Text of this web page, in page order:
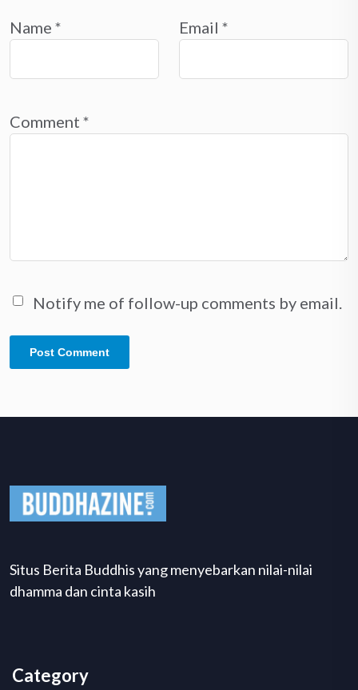
Name * Email *
Comment *
Notify me of follow-up comments by email.
Situs Berita Buddhis yang menyebarkan nilai-nilai
dhamma dan cinta kasih
Category